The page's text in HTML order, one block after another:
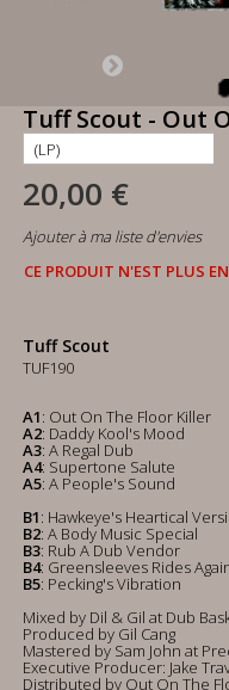
Tuff Scout - Out
20,00 €
Ajouter à ma liste d'envies
CE PRODUIT N'EST PLUS
Tuff Scout
TUF190
A1: Out On The Floor Killer
A2: Daddy Kool's Mood
A3: A Regal Dub
A4: Supertone Salute
A5: A People's Sound
B1: Hawkeye's Heartical
B2: A Body Music Special
B3: Rub A Dub Vendor
B4: Greensleeves Rides
B5: Pecking's Vibration
Mixed by Dil & Gil at Dub
Produced by Gil Cang
Mastered by Sam John at
Executive Producer: Jake
Distributed by Out On The